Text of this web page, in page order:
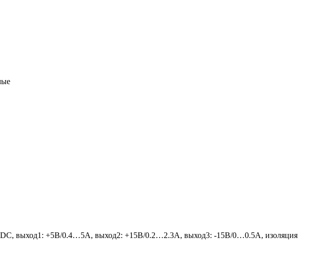
выход1: +5В/0.4…5A, выход2: +15В/0.2…2.3A, выход3: -15В/0…0.5A, изоляция